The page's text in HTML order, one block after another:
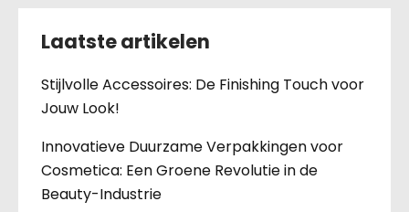
Laatste artikelen
Stijlvolle Accessoires: De Finishing Touch voor
Jouw Look!
Innovatieve Duurzame Verpakkingen voor
Cosmetica: Een Groene Revolutie in de
Beauty-Industrie